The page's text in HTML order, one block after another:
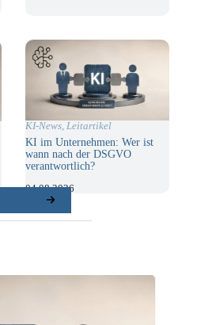
KI-News,Leitartikel
KI im Unternehmen: Wer ist
wann nach der DSGVO
verantwortlich?
04.08.2026